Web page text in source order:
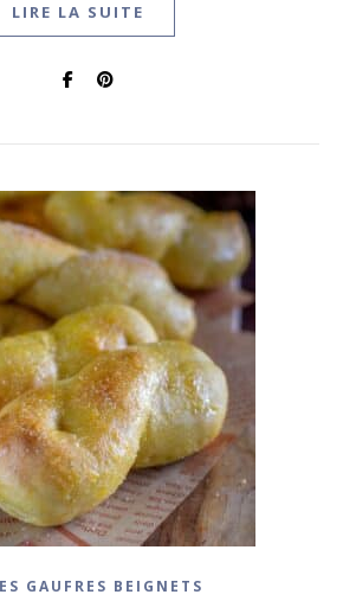
LIRE LA SUITE
GAUFRES BEIGNETS